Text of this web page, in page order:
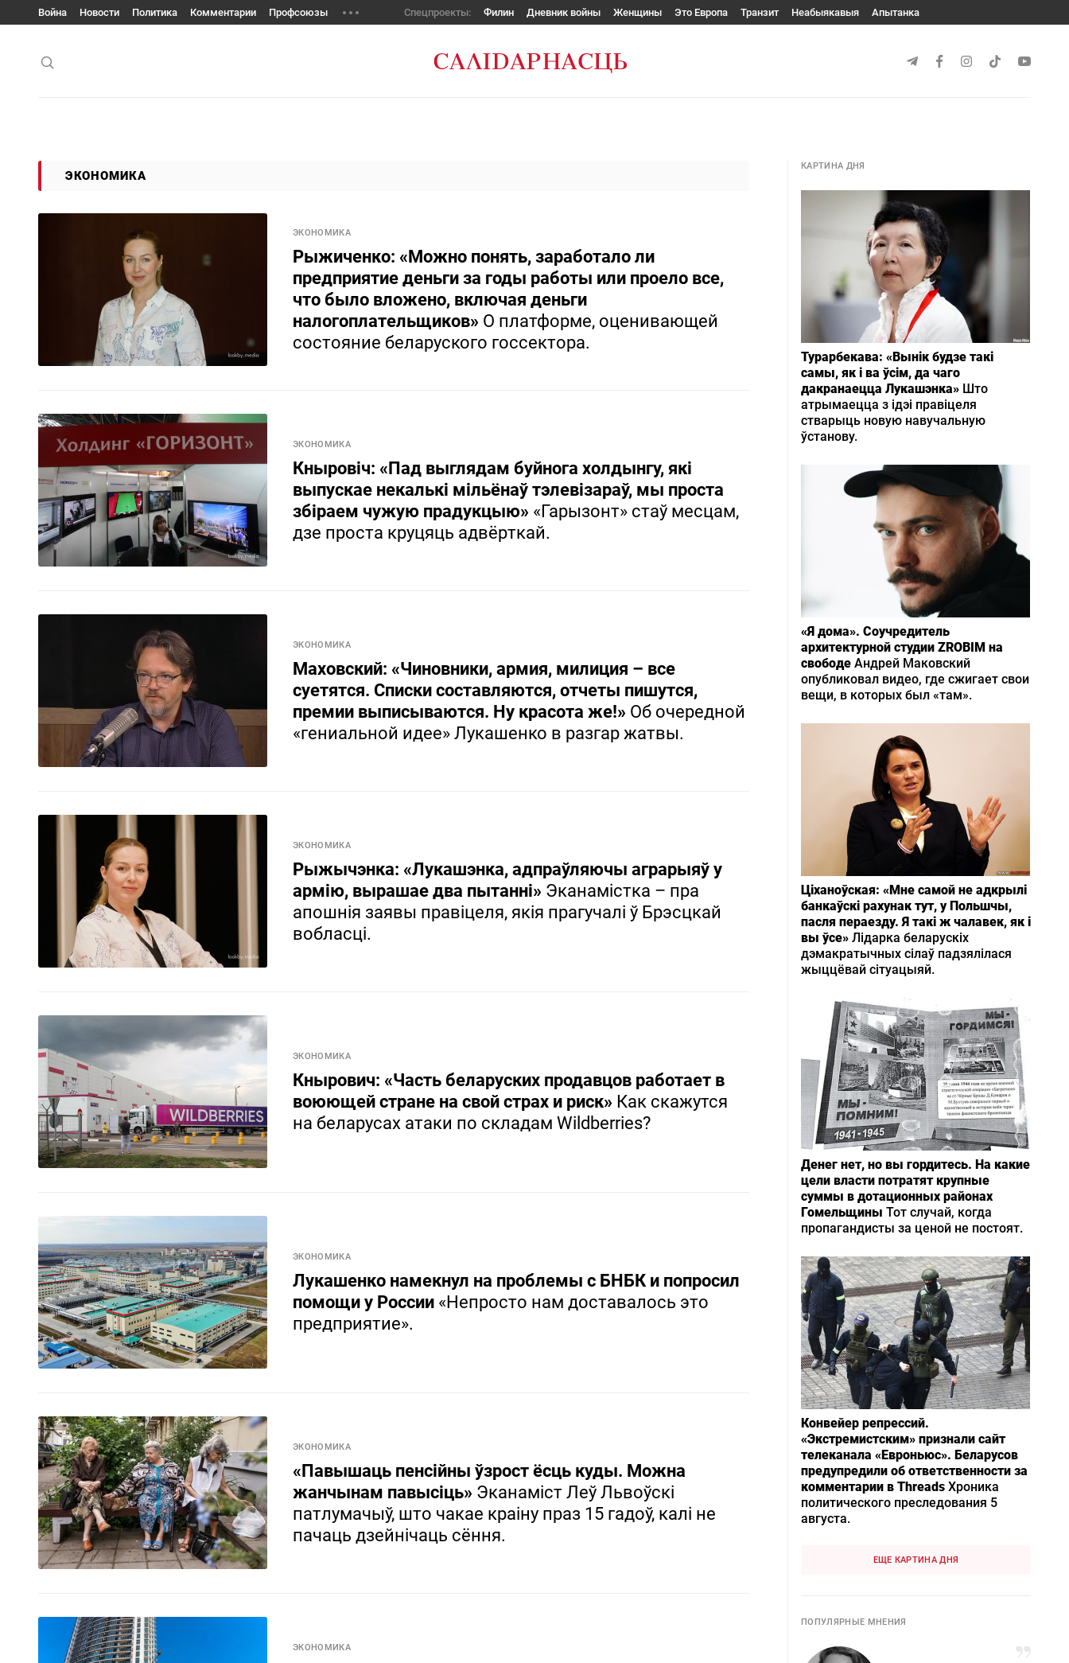
Война Новости Политика Комментарии Профсоюзы Спецпроекты: Филин Дневник войны Женщины Это Европа Транзит Неабыякавыя Апытанка
ЭКОНОМИКА
ЭКОНОМИКА
Рыжиченко: «Можно понять, заработало ли
предприятие деньги за годы работы или проело все,
что было вложено, включая деньги
налогоплательщиков» О платформе, оценивающей
состояние беларуского госсектора.
ЭКОНОМИКА
Кныровіч: «Пад выглядам буйнога холдынгу, які
выпускае некалькі мільёнаў тэлевізараў, мы проста
збіраем чужую прадукцыю» «Гарызонт» стаў месцам,
дзе проста круцяць адвёрткай.
ЭКОНОМИКА
Маховский: «Чиновники, армия, милиция – все
суетятся. Списки составляются, отчеты пишутся,
премии выписываются. Ну красота же!» Об очередной
«гениальной идее» Лукашенко в разгар жатвы.
ЭКОНОМИКА
Рыжычэнка: «Лукашэнка, адпраўляючы аграрыяў у
армію, вырашае два пытанні» Эканамістка – пра
апошнія заявы правіцеля, якія прагучалі ў Брэсцкай
вобласці.
ЭКОНОМИКА
Кнырович: «Часть беларуских продавцов работает в
воюющей стране на свой страх и риск» Как скажутся
на беларусах атаки по складам Wildberries?
ЭКОНОМИКА
Лукашенко намекнул на проблемы с БНБК и попросил
помощи у России «Непросто нам доставалось это
предприятие».
ЭКОНОМИКА
«Павышаць пенсійны ўзрост ёсць куды. Можна
жанчынам павысіць» Эканаміст Леў Львоўскі
патлумачыў, што чакае краіну праз 15 гадоў, калі не
пачаць дзейнічаць сёння.
ЭКОНОМИКА
КАРТИНА ДНЯ
Турарбекава: «Вынік будзе такі
самы, як і ва ўсім, да чаго
дакранаецца Лукашэнка» Што
атрымаецца з ідэі правіцеля
стварыць новую навучальную
ўстанову.
«Я дома». Соучредитель
архитектурной студии ZROBIM на
свободе Андрей Маковский
опубликовал видео, где сжигает свои
вещи, в которых был «там».
Ціханоўская: «Мне самой не адкрылі
банкаўскі рахунак тут, у Польшчы,
пасля пераезду. Я такі ж чалавек, як і
вы ўсе» Лідарка беларускіх
дэмакратычных сілаў падзялілася
жыццёвай сітуацыяй.
Денег нет, но вы гордитесь. На какие
цели власти потратят крупные
суммы в дотационных районах
Гомельщины Тот случай, когда
пропагандисты за ценой не постоят.
Конвейер репрессий.
«Экстремистским» признали сайт
телеканала «Евроньюс». Беларусов
предупредили об ответственности за
комментарии в Threads Хроника
политического преследования 5
августа.
ЕЩЕ КАРТИНА ДНЯ
ПОПУЛЯРНЫЕ МНЕНИЯ